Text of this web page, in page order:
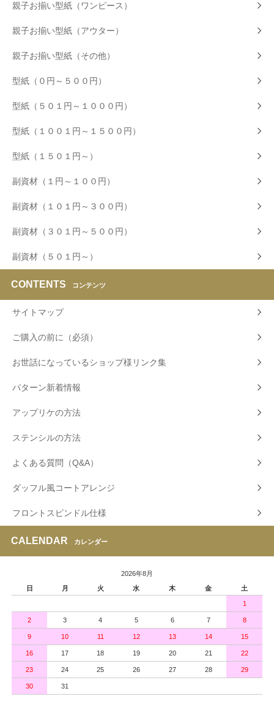
親子お揃い型紙（ワンピース）
親子お揃い型紙（アウター）
親子お揃い型紙（その他）
型紙（０円～５００円）
型紙（５０１円～１０００円）
型紙（１００１円～１５００円）
型紙（１５０１円～）
副資材（１円～１００円）
副資材（１０１円～３００円）
副資材（３０１円～５００円）
副資材（５０１円～）
CONTENTS コンテンツ
サイトマップ
ご購入の前に（必須）
お世話になっているショップ様リンク集
パターン新着情報
アップリケの方法
ステンシルの方法
よくある質問（Q&A）
ダッフル風コートアレンジ
フロントスピンドル仕様
CALENDAR カレンダー
2026年8月
日
月 火 水 木 金 土
1
2 3 4 5 6 7 8
9 10 11 12 13 14 15
16 17 18 19 20 21 22
23 24 25 26 27 28 29
30 31